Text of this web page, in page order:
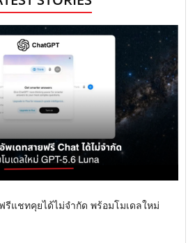
รีแชทคุยได้ไม่จำกัด พร้อมโมเดลใหม่